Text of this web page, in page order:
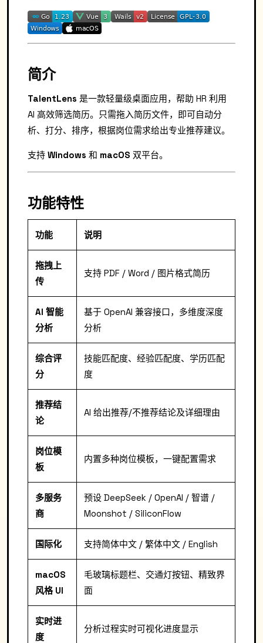
简介
TalentLens 是一款轻量级桌面应用，帮助 HR 利用
AI 高效筛选简历。只需拖入简历文件，即可自动分
析、打分、排序，根据岗位需求给出专业推荐建议。
支持 Windows 和 macOS 双平台。
功能特性
功能 说明
拖拽上
传
支持 PDF / Word / 图片格式简历
AI 智能
分析
基于 OpenAI 兼容接口，多维度深度
分析
综合评
分
技能匹配度、经验匹配度、学历匹配
度
推荐结
论
AI 给出推荐/不推荐结论及详细理由
岗位模
板
内置多种岗位模板，一键配置需求
多服务
商
预设 DeepSeek / OpenAI / 智谱 /
Moonshot / SiliconFlow
国际化 支持简体中文 / 繁体中文 / English
macOS
风格 UI
毛玻璃标题栏、交通灯按钮、精致界
面
实时进
度
分析过程实时可视化进度显示